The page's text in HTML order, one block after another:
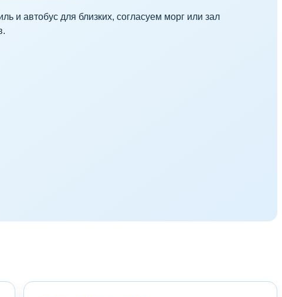
и автобус для близких, согласуем морг или зал